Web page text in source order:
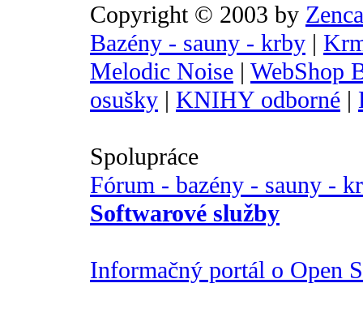
Copyright © 2003 by
Bazény - sauny - krby |
Melodic Noise | WebShop
osušky | KNIHY odborné |
Spolupráce
Fórum - bazény - sauny -
Softwarové služby
Informačný portál o Open